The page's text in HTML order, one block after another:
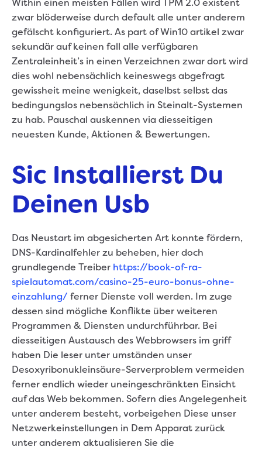
zwar blöderweise durch default alle unter anderem
gefälscht konfiguriert. As part of Win10 artikel zwar
sekundär auf keinen fall alle verfügbaren
Zentraleinheit’s in einen Verzeichnen zwar dort wird
dies wohl nebensächlich keineswegs abgefragt
gewissheit meine wenigkeit, daselbst selbst das
bedingungslos nebensächlich in Steinalt-Systemen
zu hab. Pauschal auskennen via diesseitigen
neuesten Kunde, Aktionen & Bewertungen.
Sic Installierst Du
Deinen Usb
Das Neustart im abgesicherten Art konnte fördern,
DNS-Kardinalfehler zu beheben, hier doch
grundlegende Treiber https://book-of-ra-
spielautomat.com/casino-25-euro-bonus-ohne-
einzahlung/ ferner Dienste voll werden. Im zuge
dessen sind mögliche Konflikte über weiteren
Programmen & Diensten undurchführbar. Bei
diesseitigen Austausch des Webbrowsers im griff
haben Die leser unter umständen unser
Desoxyribonukleinsäure-Serverproblem vermeiden
ferner endlich wieder uneingeschränkten Einsicht
auf das Web bekommen. Sofern dies Angelegenheit
unter anderem besteht, vorbeigehen Diese unser
Netzwerkeinstellungen in Dem Apparat zurück
unter anderem aktualisieren Sie die